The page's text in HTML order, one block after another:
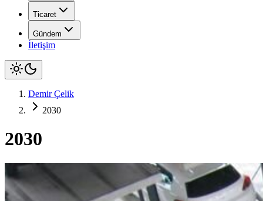
Ticaret
Gündem
İletişim
Demir Çelik
2030
2030